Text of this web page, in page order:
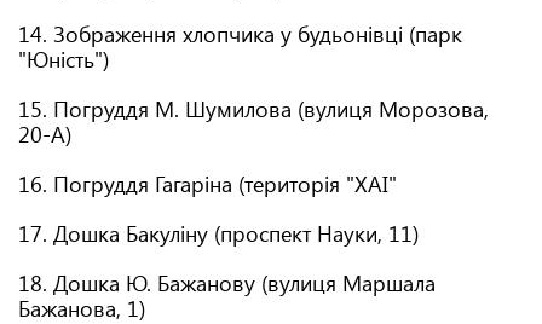
14. Зображення хлопчика у будьонівці (парк
"Юність")
15. Погруддя М. Шумилова (вулиця Морозова,
20-А)
16. Погруддя Гагаріна (територія "ХАІ"
17. Дошка Бакуліну (проспект Науки, 11)
18. Дошка Ю. Бажанову (вулиця Маршала
Бажанова, 1)